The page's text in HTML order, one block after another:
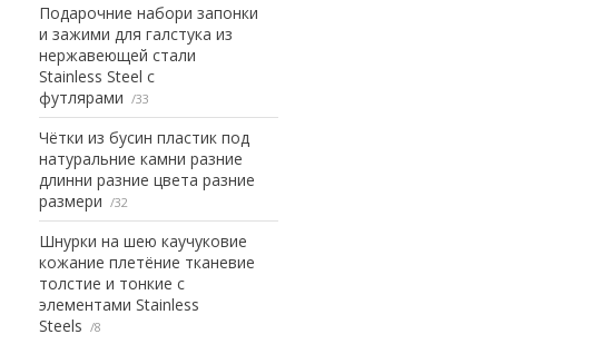
Подарочние набори запонки
и зажими для галстука из
нержавеющей стали
Stainless Steel с
футлярами
33
Чётки из бусин пластик под
натуральние камни разние
длинни разние цвета разние
размери
32
Шнурки на шею каучуковие
кожание плетёние тканевие
толстие и тонкие с
элементами Stainless
Steels
8